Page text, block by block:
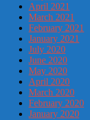
April 2021
March 2021
February 2021
January 2021
July 2020
June 2020
May 2020
April 2020
March 2020
February 2020
January 2020